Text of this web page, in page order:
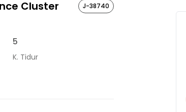
Cluster
J-38740
5
K. Tidur